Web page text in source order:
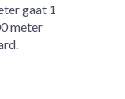
gaat 1
meter